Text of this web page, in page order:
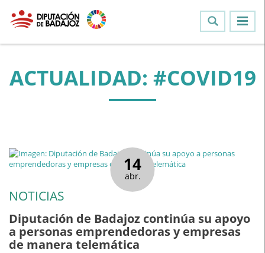
ACTUALIDAD: #COVID19
14
abr.
NOTICIAS
Diputación de Badajoz continúa su apoyo
a personas emprendedoras y empresas
de manera telemática